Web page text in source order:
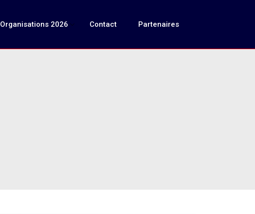
Organisations 2026 Contact Partenaires